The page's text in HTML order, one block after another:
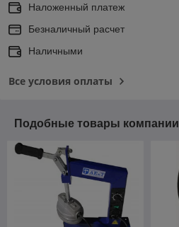
Наложенный платеж
Безналичный расчет
Наличными
Все условия оплаты
Подобные товары компании